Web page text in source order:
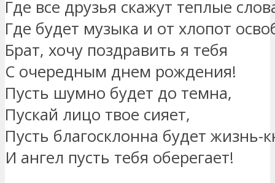
Где все друзья скажут теплые
Где будет музыка и от хлопот
Брат, хочу поздравить я тебя
С очередным днем рождения!
Пусть шумно будет до темна,
Пускай лицо твое сияет,
Пусть благосклонна будет жизнь-
И ангел пусть тебя оберегает!